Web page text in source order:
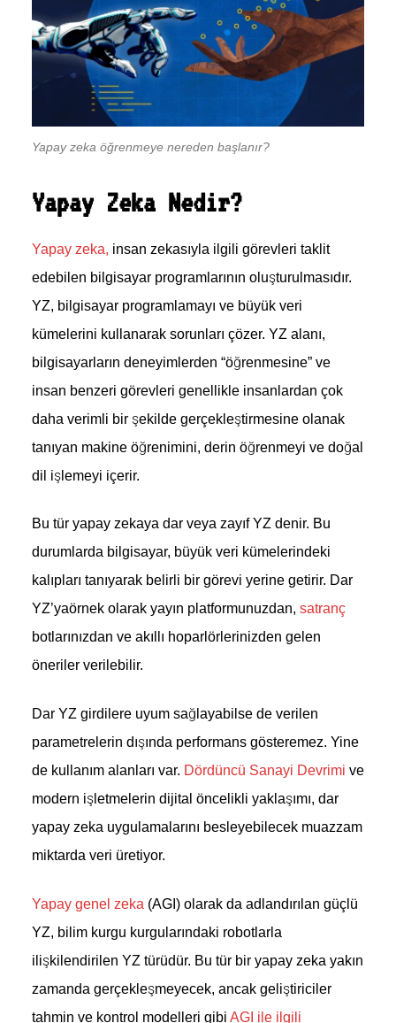
Yapay zeka öğrenmeye nereden başlanır?
Yapay Zeka Nedir?
Yapay zeka, insan zekasıyla ilgili görevleri taklit
edebilen bilgisayar programlarının oluşturulmasıdır.
YZ, bilgisayar programlamayı ve büyük veri
kümelerini kullanarak sorunları çözer. YZ alanı,
bilgisayarların deneyimlerden “öğrenmesine” ve
insan benzeri görevleri genellikle insanlardan çok
daha verimli bir şekilde gerçekleştirmesine olanak
tanıyan makine öğrenimini, derin öğrenmeyi ve doğal
dil işlemeyi içerir.
Bu tür yapay zekaya dar veya zayıf YZ denir. Bu
durumlarda bilgisayar, büyük veri kümelerindeki
kalıpları tanıyarak belirli bir görevi yerine getirir. Dar
YZ’yaörnek olarak yayın platformunuzdan, satranç
botlarınızdan ve akıllı hoparlörlerinizden gelen
öneriler verilebilir.
Dar YZ girdilere uyum sağlayabilse de verilen
parametrelerin dışında performans gösteremez. Yine
de kullanım alanları var. Dördüncü Sanayi Devrimi ve
modern işletmelerin dijital öncelikli yaklaşımı, dar
yapay zeka uygulamalarını besleyebilecek muazzam
miktarda veri üretiyor.
Yapay genel zeka (AGI) olarak da adlandırılan güçlü
YZ, bilim kurgu kurgularındaki robotlarla
ilişkilendirilen YZ türüdür. Bu tür bir yapay zeka yakın
zamanda gerçekleşmeyecek, ancak geliştiriciler
tahmin ve kontrol modelleri gibi AGI ile ilgili